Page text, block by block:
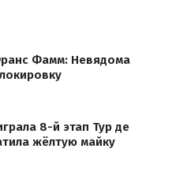
Фамм: Невядома
8-й этап Тур де
жёлтую майку